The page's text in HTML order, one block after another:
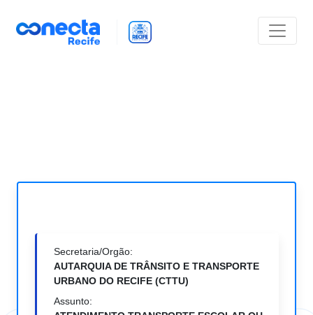
Secretaria/Orgão:
AUTARQUIA DE TRÂNSITO E TRANSPORTE
URBANO DO RECIFE (CTTU)
Assunto: